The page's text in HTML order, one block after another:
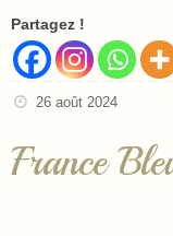
Partagez !
26 août 2024
France